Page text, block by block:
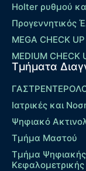
Holter ρυθμού
Προγεννητικός
MEGA CHECK UP
MEDIUM CHECK
Τμήματα
Ιατρικές και
Ψηφιακό
Τμήμα Μαστού
Τμήμα Ψηφιακής